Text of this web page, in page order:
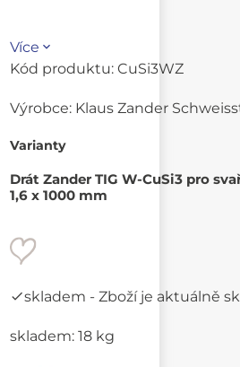
Více
Kód produktu: CuSi3WZ
Výrobce: Klaus Zander
Varianty
Drát Zander TIG W-CuSi3 pro
1,6 x 1000 mm
skladem - Zboží je aktuálně
skladem: 18 kg